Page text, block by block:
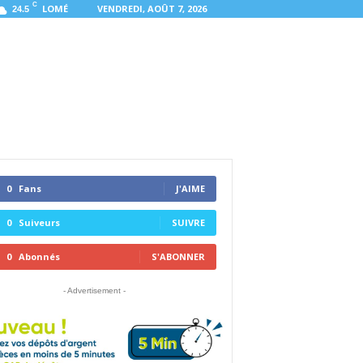
24.5 C LOMÉ VENDREDI, AOÛT 7, 2026
0 Fans J'AIME
0 Suiveurs SUIVRE
0 Abonnés S'ABONNER
- Advertisement -